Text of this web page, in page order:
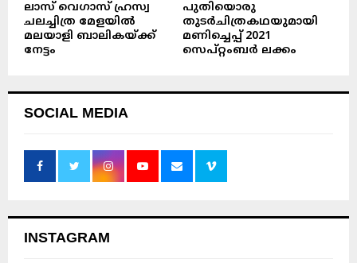
ലാസ് വെഗാസ് ഹ്രസ്വ
ചലച്ചിത്ര മേളയിൽ
മലയാളി ബാലികയ്ക്ക്
നേട്ടം
പുതിയൊരു
തുടർചിത്രകഥയുമായി
മണിച്ചെപ്പ് 2021
സെപ്റ്റംബർ ലക്കം
SOCIAL MEDIA
INSTAGRAM